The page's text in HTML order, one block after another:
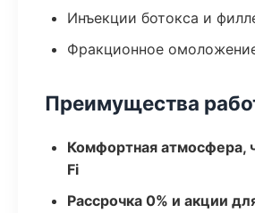
Инъекции ботокса и
Фракционное
Преимущества
Комфортная атмосфера,
Fi
Рассрочка 0% и акции